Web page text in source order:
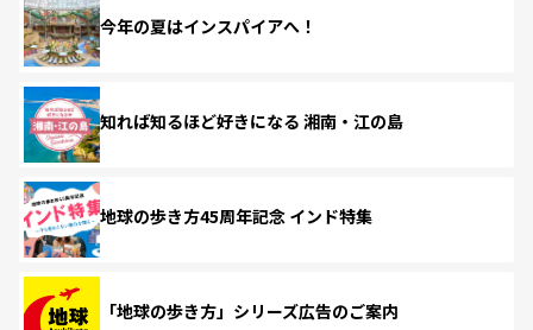
今年の夏はインスパイアへ！
知れば知るほど好きになる 湘南・江の島
地球の歩き方45周年記念 インド特集
「地球の歩き方」シリーズ広告のご案内